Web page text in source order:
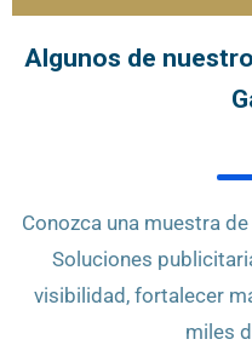
Algunos de
Conozca una muestra
Soluciones
visibilidad, fortalecer
miles